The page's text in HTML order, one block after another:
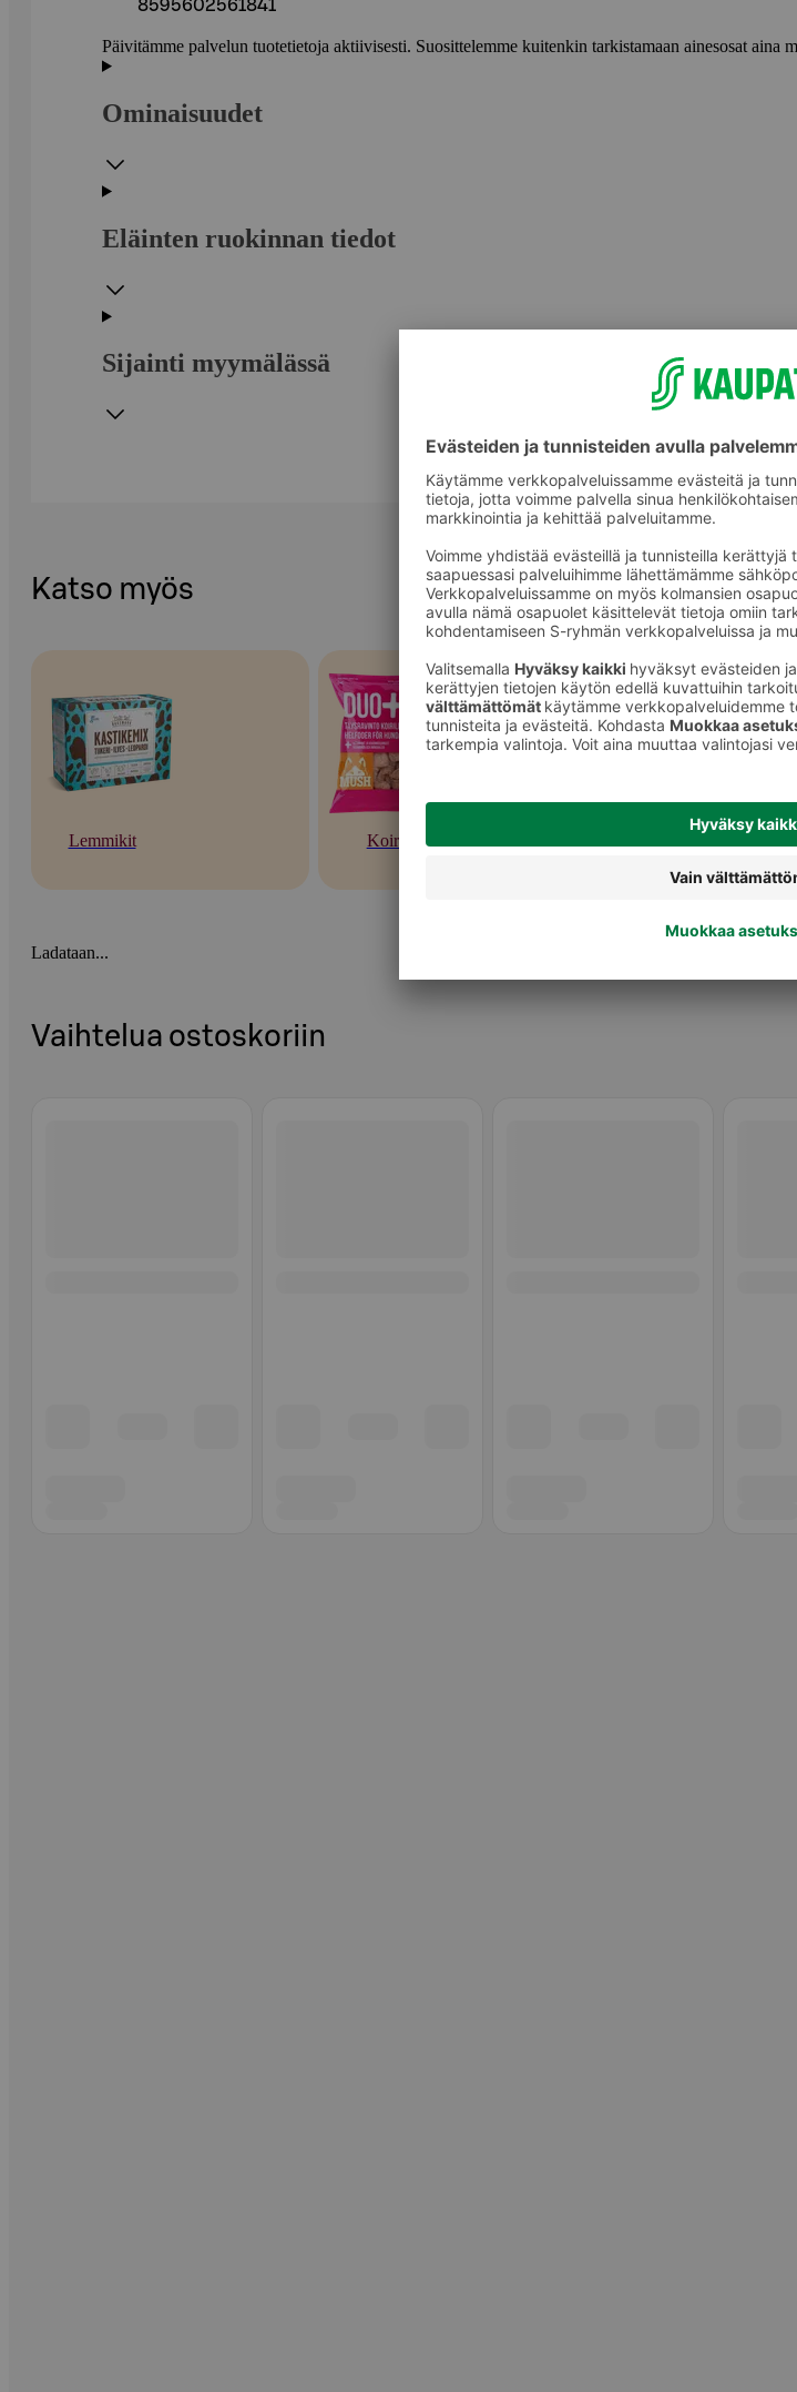
8595602561841
Päivitämme palvelun tuotetietoja aktiivisesti. Suosittelemme kuitenkin tarkistamaan ainesosat aina
Ominaisuudet
Eläinten ruokinnan tiedot
Sijainti myymälässä
Katso myös
Lemmikit Koirat
Ladataan...
Vaihtelua ostoskoriin